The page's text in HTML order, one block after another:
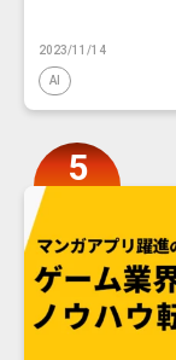
2023/11/14
AI